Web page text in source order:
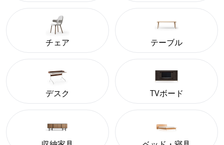
チェア テーブル
デスク TVボード